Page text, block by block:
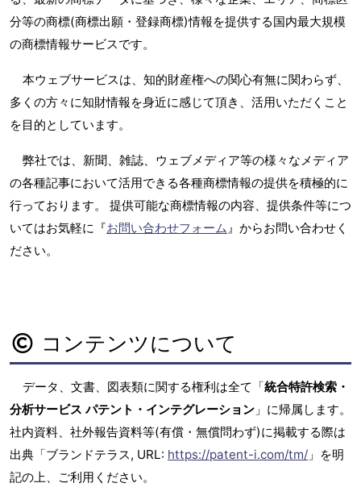
分等の商標(商標出願・登録商標)情報を提供する国内最大規模
の商標情報サービスです。
本ウェブサービスは、知的財産権への関心有無に関わらず、
多くの方々に知財情報を身近に感じて頂き、活用いただくこと
を目的としています。
弊社では、新聞、雑誌、ウェブメディア等の様々なメディア
の各種記事において活用できる各種商標情報の提供を積極的に
行っております。 提供可能な商標情報の内容、提供条件等につ
いてはお気軽に『お問い合わせフォーム』からお問い合わせく
ださい。
コンテンツについて
データ、文書、図表類に関する権利は全て「統合特許検索・
分析サービス パテント・インテグレーション 」に帰属します。
社内資料、社外報告資料等(有償・無償問わず)に掲載する際は
出典「ブランドテラス, URL: https://patent-i.com/tm/ 」を明
記の上、ご利用ください。